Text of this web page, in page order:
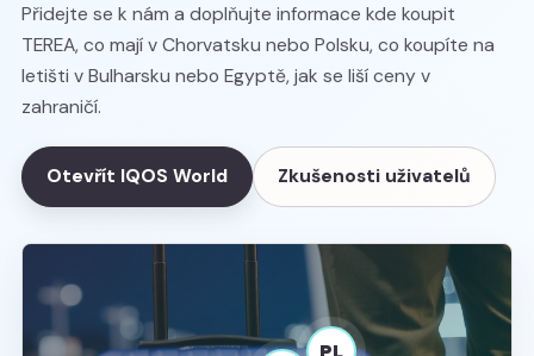
Přidejte se k nám a doplňujte informace kde koupit
TEREA, co mají v Chorvatsku nebo Polsku, co koupíte na
letišti v Bulharsku nebo Egyptě, jak se liší ceny v
zahraničí.
Otevřít IQOS World Zkušenosti uživatelů
PL